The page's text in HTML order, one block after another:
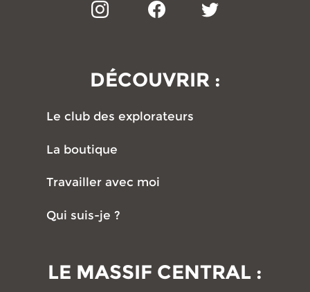
DÉCOUVRIR :
Le club des explorateurs
La boutique
Travailler avec moi
Qui suis-je ?
LE MASSIF CENTRAL :